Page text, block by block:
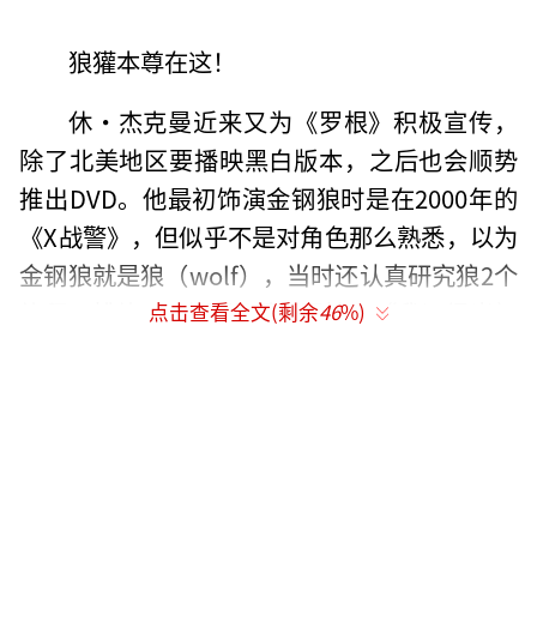
狼獾本尊在这！
休·杰克曼近来又为《罗根》积极宣传，
除了北美地区要播映黑白版本，之后也会顺势
推出DVD。他最初饰演金钢狼时是在2000年的
《X战警》，但似乎不是对角色那么熟悉，以为
金钢狼就是狼（wolf），当时还认真研究狼2个
礼拜，排练了3个星期后便开拍，“我记得当初
点击查看全文(剩余46%)